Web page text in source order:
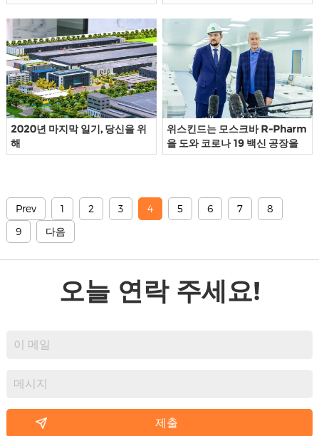
활하게 받아들였
2020년 마지막 일기, 당신을 위
해
위스킨드는 모스크바 R-Pharm
을 도와 코로나 19 백신 공장을
건설한다
Prev 1 2 3 4 5 6 7
8
9
다음
오늘 연락 주세요!